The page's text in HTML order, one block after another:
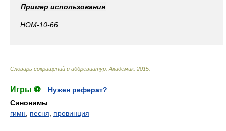
Пример использования
НОМ-10-66
Словарь сокращений и аббревиатур Академик. 2015
Игры ⚽
Нужен реферат?
Синонимы:
гимн
песня провинция